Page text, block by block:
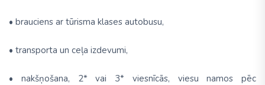
• brauciens ar tūrisma klases autobusu,
• transporta un ceļa izdevumi,
• nakšņošana, 2* vai 3* viesnīcās, viesu namos pēc